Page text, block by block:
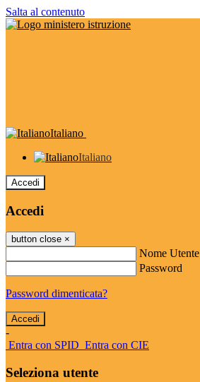
Salta al contenuto
Italiano
Italiano
Accedi
Accedi
button close ×
Nome Utente
Password
Password dimenticata?
-
Entra con SPID Entra con CIE
Seleziona utente